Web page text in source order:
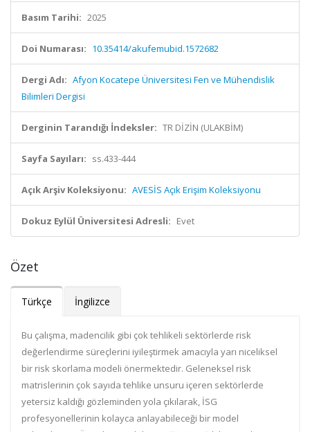
Basım Tarihi: 2025
Doi Numarası: 10.35414/akufemubid.1572682
Dergi Adı: Afyon Kocatepe Üniversitesi Fen ve Mühendislik
Bilimleri Dergisi
Derginin Tarandığı İndeksler: TR DİZİN (ULAKBİM)
Sayfa Sayıları: ss.433-444
Açık Arşiv Koleksiyonu: AVESİS Açık Erişim Koleksiyonu
Dokuz Eylül Üniversitesi Adresli: Evet
Özet
Türkçe İngilizce
Bu çalışma, madencilik gibi çok tehlikeli sektörlerde risk
değerlendirme süreçlerini iyileştirmek amacıyla yarı niceliksel
bir risk skorlama modeli önermektedir. Geleneksel risk
matrislerinin çok sayıda tehlike unsuru içeren sektörlerde
yetersiz kaldığı gözleminden yola çıkılarak, İSG
profesyonellerinin kolayca anlayabileceği bir model